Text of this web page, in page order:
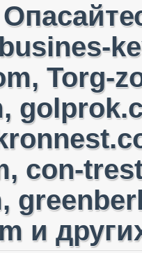
Torg-
con-
и